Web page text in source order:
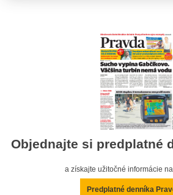
Objednajte si predplatné
a získajte užitočné informácie
Predplatné denníka